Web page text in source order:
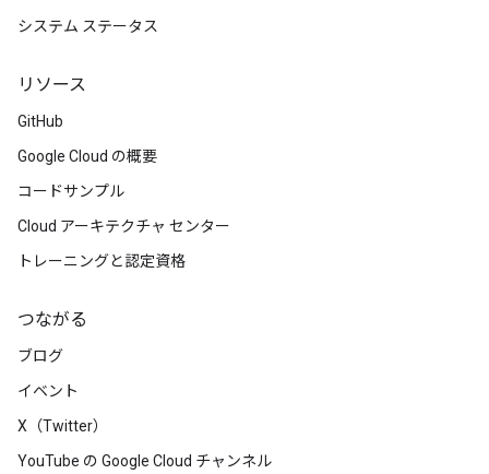
システム ステータス
リソース
GitHub
Google Cloud の概要
コードサンプル
Cloud アーキテクチャ センター
トレーニングと認定資格
つながる
ブログ
イベント
X（Twitter）
YouTube の Google Cloud チャンネル